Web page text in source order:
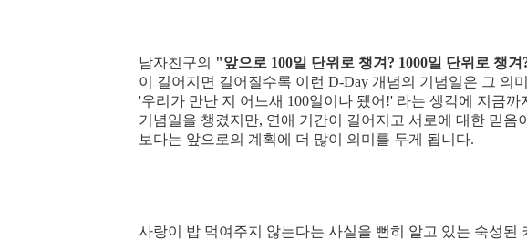
남자친구의 "앞으로 100일 단위로 챙겨? 1000일 단위로 챙겨
이 길어지면 길어질수록 이런 D-Day 개념의 기념일은 그 의
'우리가 만난 지 어느새 100일이나 됐어!' 라는 생각에 지금
기념일을 챙겼지만, 연애 기간이 길어지고 서로에 대한 믿음
보다는 앞으로의 계획에 더 많이 의미를 두게 됩니다.
사랑이 밥 먹여주지 않는다는 사실을 뻔히 알고 있는 숙성된